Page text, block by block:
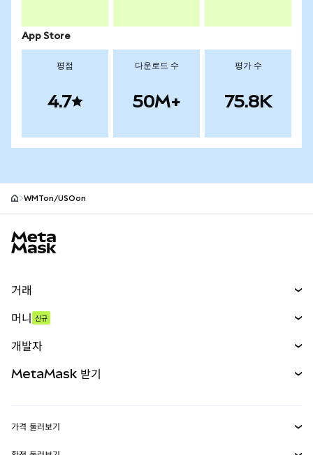
App Store
평점
4.7
다운로드 수
50M+
평가 수
75.8K
WMTon/USOon
거래
무기한 선물
실물자산
머니 신규
개발자
MetaMask 받기
가격 둘러보기